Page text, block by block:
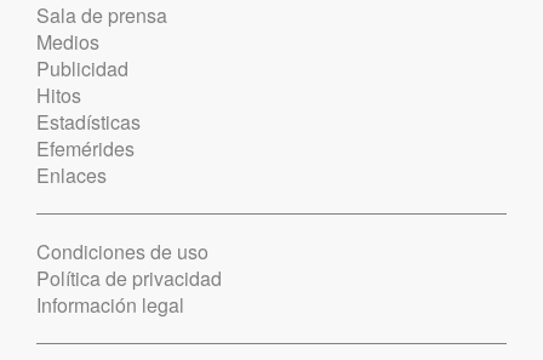
Sala de prensa
Medios
Publicidad
Hitos
Estadísticas
Efemérides
Enlaces
Condiciones de uso
Política de privacidad
Información legal